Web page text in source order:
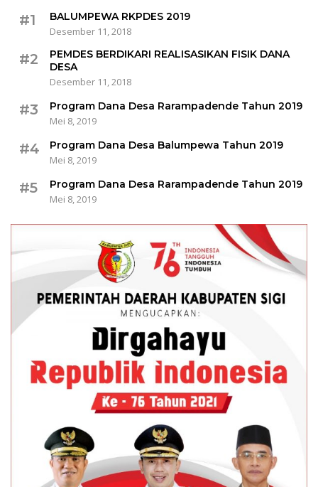
#1
BALUMPEWA RKPDES 2019
Desember 11, 2018
#2
PEMDES BERDIKARI REALISASIKAN FISIK DANA
DESA
Desember 11, 2018
#3
Program Dana Desa Rarampadende Tahun 2019
Mei 8, 2019
#4
Program Dana Desa Balumpewa Tahun 2019
Mei 8, 2019
#5
Program Dana Desa Rarampadende Tahun 2019
Mei 8, 2019